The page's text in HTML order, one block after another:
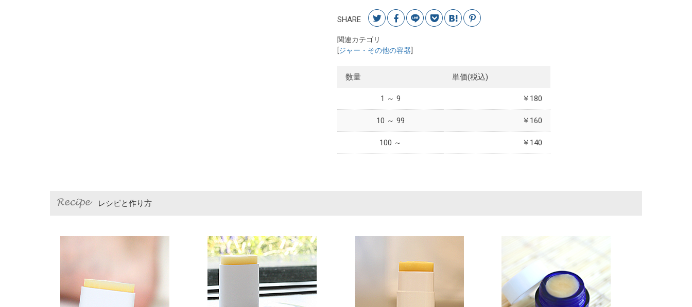
SHARE
関連カテゴリ
[ジャー・その他の容器
数量 単価(税込)
1 ～ 9 ￥180
10 ～ 99 ￥160
100 ～ ￥140
レシピと作り方